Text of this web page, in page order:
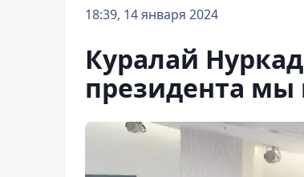
18:39, 14 января 2024
Куралай
президента